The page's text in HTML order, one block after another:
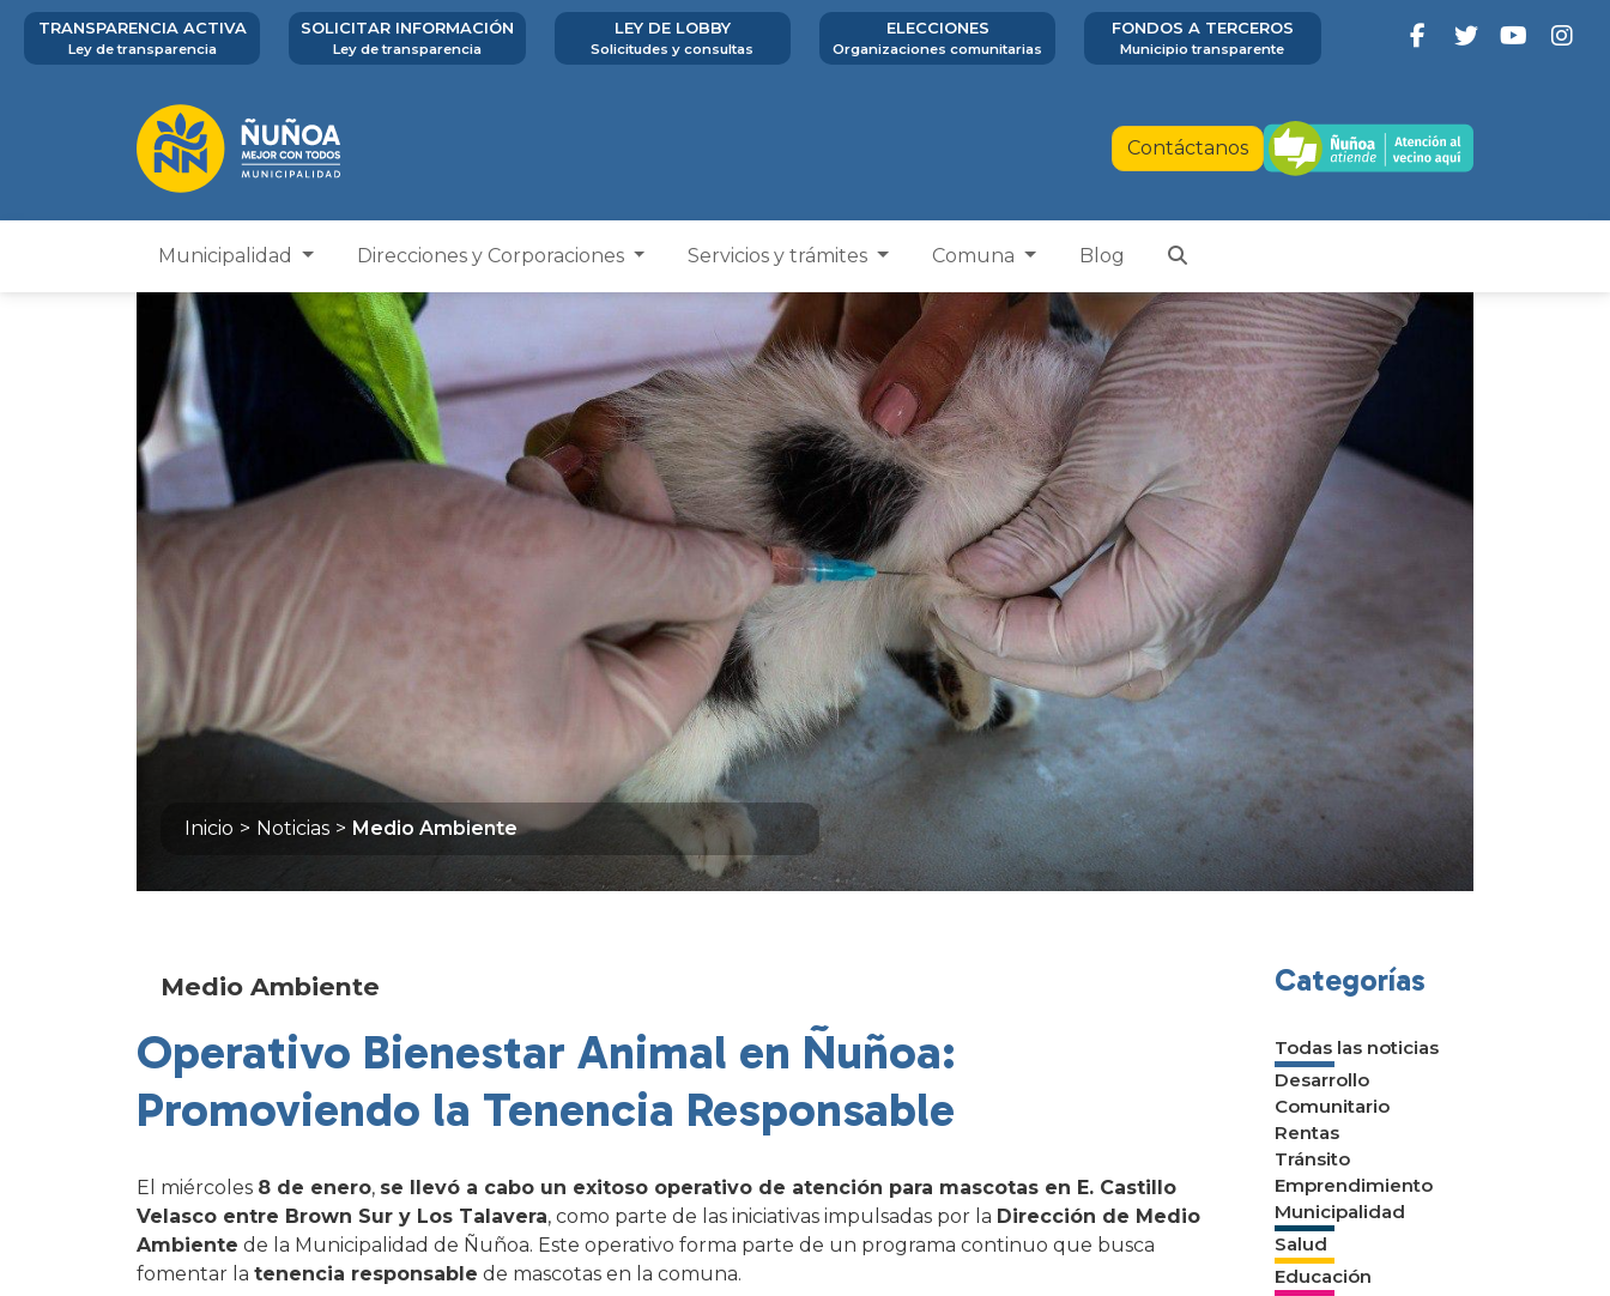
TRANSPARENCIA ACTIVA
Ley de transparencia
SOLICITAR INFORMACIÓN
Ley de transparencia
LEY DE LOBBY
Solicitudes y consultas
ELECCIONES
Organizaciones comunitarias
FONDOS A TERCEROS
Municipio transparente
Contáctanos
Municipalidad Direcciones y Corporaciones Servicios y trámites Comuna Blog
Inicio > Noticias > Medio Ambiente
Medio Ambiente
Operativo Bienestar Animal en Ñuñoa:
Promoviendo la Tenencia Responsable
El miércoles 8 de enero, se llevó a cabo un exitoso operativo de atención para mascotas en E. Castillo
Velasco entre Brown Sur y Los Talavera, como parte de las iniciativas impulsadas por la Dirección de Medio
Ambiente de la Municipalidad de Ñuñoa. Este operativo forma parte de un programa continuo que busca
fomentar la tenencia responsable de mascotas en la comuna.
Categorías
Todas las noticias
Desarrollo
Comunitario
Rentas
Tránsito
Emprendimiento
Municipalidad
Salud
Educación